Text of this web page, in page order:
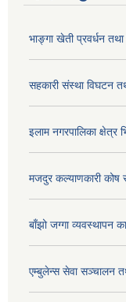
भाङ्गा खेती प्रवर्धन
सहकारी संस्था विघटन
इलाम नगरपालिका क्षेत्र
मजदुर कल्याणकारी कोष
बाँझो जग्गा व्यवस्थापन
एम्बुलेन्स सेवा सञ्चालन